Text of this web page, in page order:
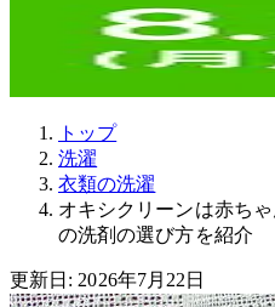
トップ
洗濯
衣類の洗濯
オキシクリーンは赤ち
の洗剤の選び方を紹介
更新日: 2026年7月22日